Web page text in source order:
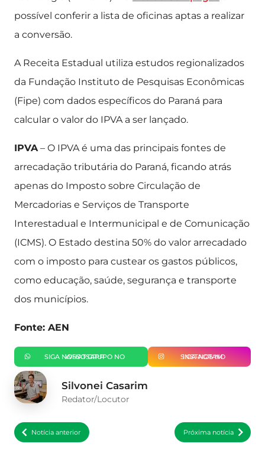
possível conferir a lista de oficinas aptas a realizar
a conversão.
A Receita Estadual utiliza estudos regionalizados
da Fundação Instituto de Pesquisas Econômicas
(Fipe) com dados específicos do Paraná para
calcular o valor do IPVA a ser lançado.
IPVA– O IPVA é uma das principais fontes de
arrecadação tributária do Paraná, ficando atrás
apenas do Imposto sobre Circulação de
Mercadorias e Serviços de Transporte
Interestadual e Intermunicipal e de Comunicação
(ICMS). O Estado destina 50% do valor arrecadado
com o imposto para custear os gastos públicos,
como educação, saúde, segurança e transporte
dos municípios.
Fonte: AEN
SIGA NOSSO GRUPO NO WHATSAPP SIGA-NOS NO INSTAGRAM
Silvonei Casarim
Redator/Locutor
Notícia anterior Próxima notícia